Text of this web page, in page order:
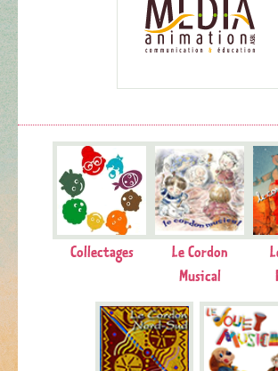
Collectages
Le Cordon
Musical